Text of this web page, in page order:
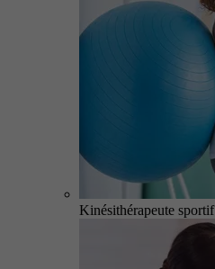
Kinésithérapeute sportif